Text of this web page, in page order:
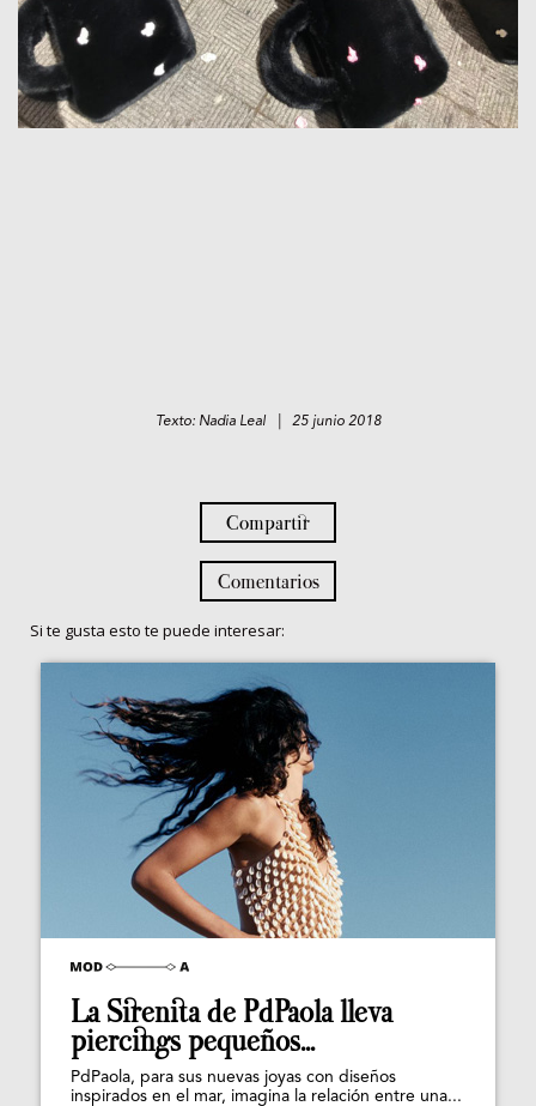
Texto: Nadia Leal | 25 junio 2018
Compartir
Comentarios
Si te gusta esto te puede interesar:
La Sirenita de PdPaola lleva
piercings pequeños...
PdPaola, para sus nuevas joyas con diseños
inspirados en el mar, imagina la relación entre una...